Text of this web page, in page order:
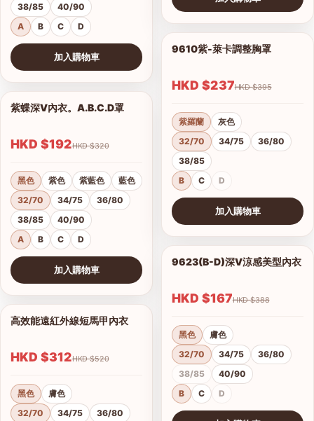
38/85
40/90
A
B C D
加入購物車
1/15
查看圖片
紫蝶深V內衣。A.B.C.D罩
HKD $192 HKD $320
黑色 紫色 紫藍色
藍色
32/70
34/75
36/80
38/85
40/90
A
B C D
加入購物車
1/14
查看圖片
高效能遠紅外線短馬甲內衣
HKD $312 HKD $520
黑色
膚色
32/70
34/75
36/80
查看圖片
9610紫-萊卡調整胸罩
HKD $237 HKD $395
紫羅蘭
灰色
32/70
34/75
36/80
38/85
B
C D
加入購物車
1/2
查看圖片
9623(B-D)深V涼感美型內衣
HKD $167 HKD $388
黑色
膚色
32/70
34/75
36/80
38/85
40/90
B
C D
港澳中文